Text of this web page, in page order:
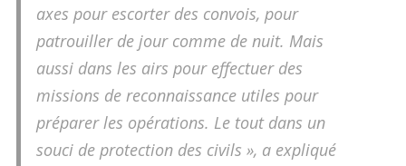
axes pour escorter des convois, pour
patrouiller de jour comme de nuit. Mais
aussi dans les airs pour effectuer des
missions de reconnaissance utiles pour
préparer les opérations. Le tout dans un
souci de protection des civils », a expliqué